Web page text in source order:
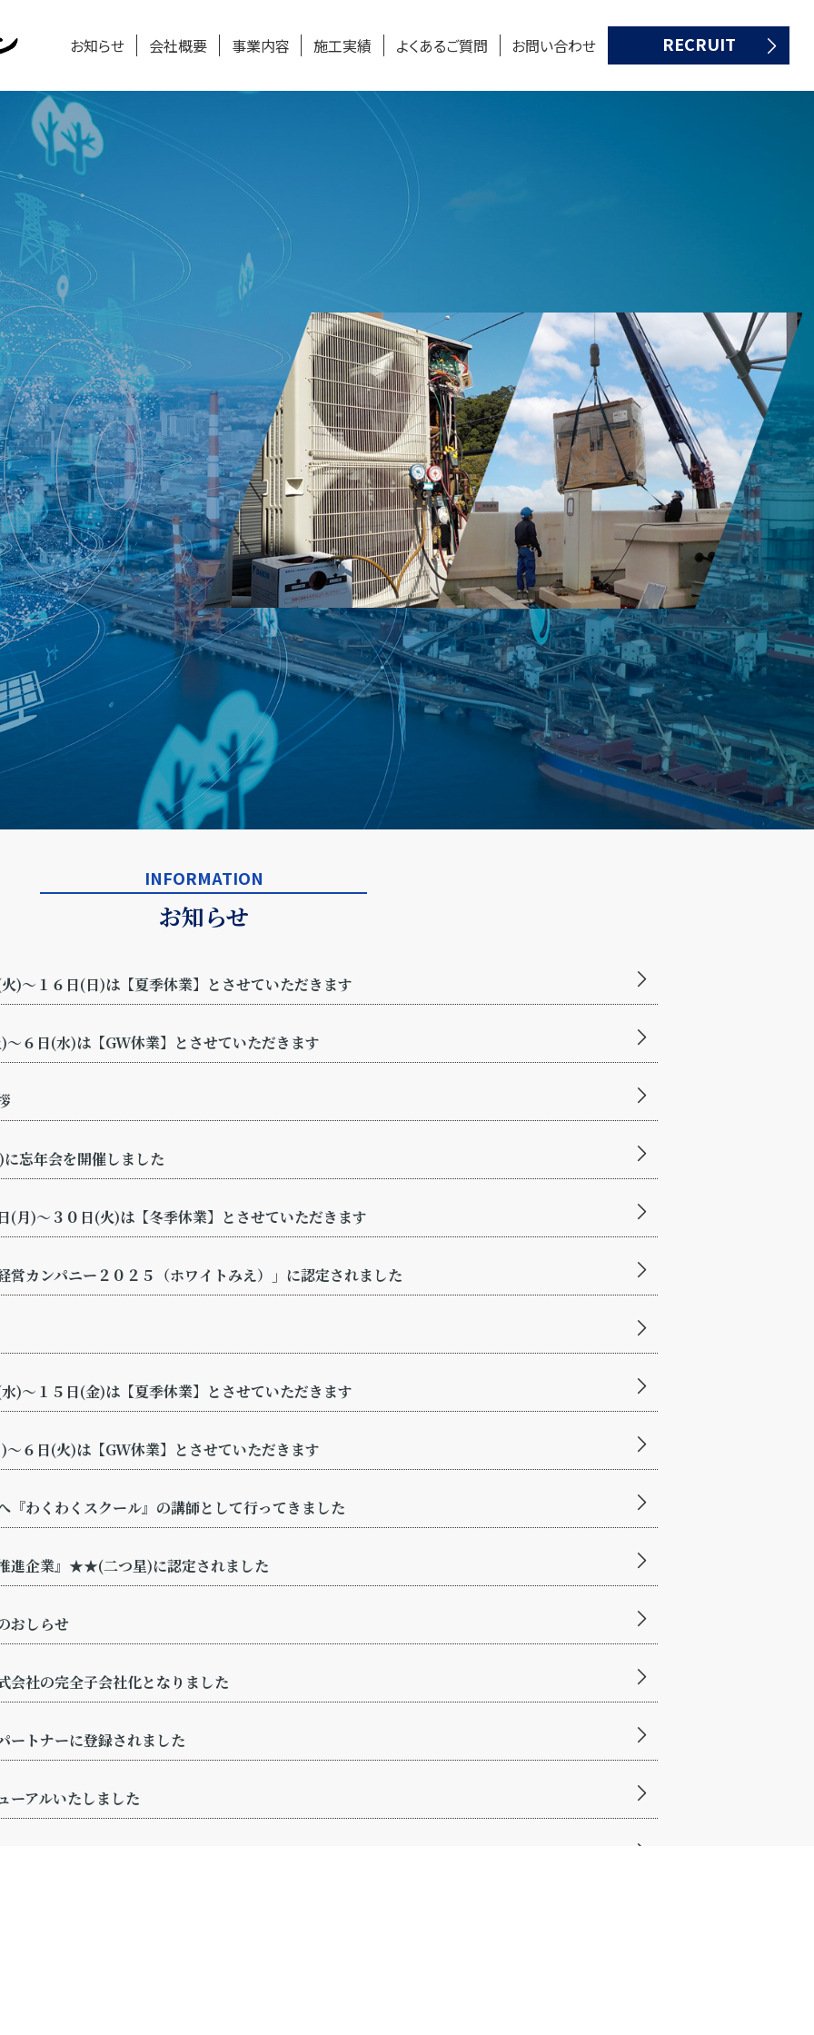
株式会社日乃出エヤコン 採用サイト
お知らせ 会社概要 事業内容 施工実績 よくあるご質問 お問い合わせ RECRUIT
INFORMATION
お知らせ
)～１６日(日)は【夏季休業】とさせていただきます
６日(水)は【GW休業】とさせていただきます
忘年会を開催しました
(月)～３０日(火)は【冬季休業】とさせていただきます
営カンパニー２０２５（ホワイトみえ）」に認定されました
)～１５日(金)は【夏季休業】とさせていただきます
６日(火)は【GW休業】とさせていただきます
『わくわくスクール』の講師として行ってきました
進企業』★★(二つ星)に認定されました
おしらせ
会社の完全子会社化となりました
ートナーに登録されました
ーアルいたしました